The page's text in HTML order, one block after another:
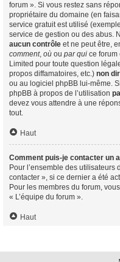
forum ». Si vous restez sans
propriétaire du domaine (en
service gratuit est utilisé
service de gestion ou des abus.
aucun contrôle et ne peut être,
comment, où ou par qui ce forum
Limited pour toute question
propos diffamatoires, etc.) non
ou au logiciel phpBB lui-même.
phpBB à propos de l’utilisation
devez vous attendre à une
tout.
Haut
Comment puis-je contacter un
Pour l’ensemble des
contacter », si ce dernier a été
Pour les membres du forum,
« L’équipe du forum ».
Haut